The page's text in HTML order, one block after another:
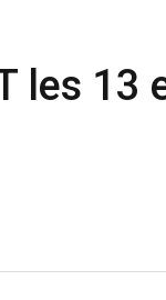
les 13